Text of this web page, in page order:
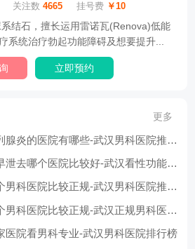
关注数 4665 挂号费 ￥10
结石，擅长运用雷诺瓦(Renova)低能
系统治疗勃起功能障碍及想要提升...
立即预约
更多
重点公布武汉看前列腺炎的医院有哪些-武汉男科医院推荐榜
速看武汉治疗阳痿早泄去哪个医院比较好-武汉看性功能障碍医院推荐
重点公布：武汉哪个男科医院比较正规-武汉男科医院推荐名单
排名展现：武汉哪个男科医院比较正规-武汉正规男科医院推荐
医院看男科专业-武汉男科医院排行榜